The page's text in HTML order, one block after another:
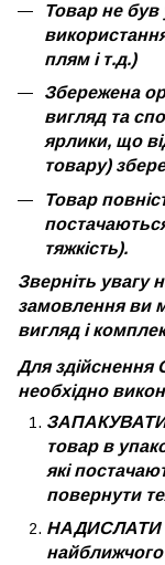
Товар не був
плям і т.д.)
Збережена
вигляд та
ярлики, що
товару)
Товар
тяжкість).
Зверніть увагу
замовлення ви
вигляд і
Для
необхідно
ЗАПАКУВАТИ
товар в
які
повернути
НАДИСЛАТИ
найближчого